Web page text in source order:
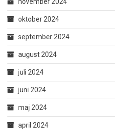
oktober 2024
september 2024
august 2024
juli 2024
juni 2024
maj 2024
april 2024